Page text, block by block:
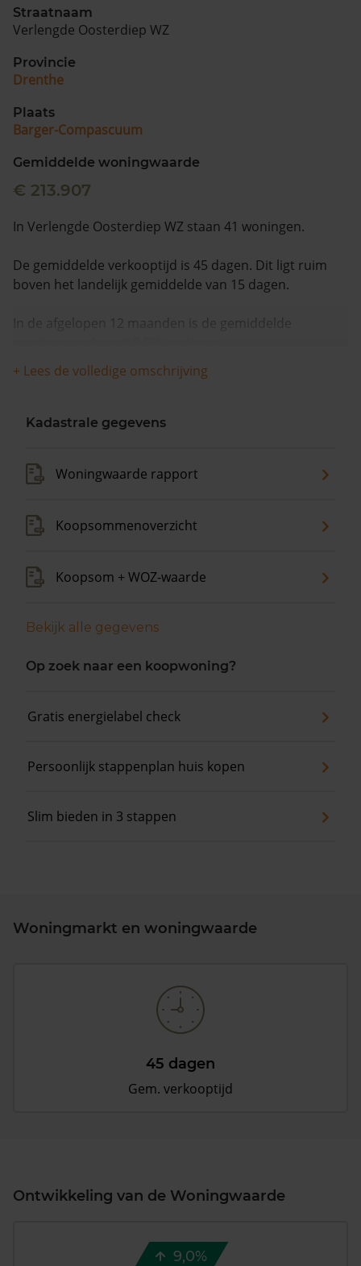
Straatnaam
Verlengde Oosterdiep WZ
Provincie
Drenthe
Plaats
Barger-Compascuum
Gemiddelde woningwaarde
€ 213.907
In Verlengde Oosterdiep WZ staan 41 woningen.
De gemiddelde verkooptijd is 45 dagen. Dit ligt ruim
boven het landelijk gemiddelde van 15 dagen.
In de afgelopen 12 maanden is de gemiddelde
+ Lees de volledige omschrijving
Kadastrale gegevens
Woningwaarde rapport
Koopsommenoverzicht
Koopsom + WOZ-waarde
Bekijk alle gegevens
Op zoek naar een koopwoning?
Gratis energielabel check
Persoonlijk stappenplan huis kopen
Slim bieden in 3 stappen
Woningmarkt en woningwaarde
45 dagen
Gem. verkooptijd
Ontwikkeling van de Woningwaarde
9,0%